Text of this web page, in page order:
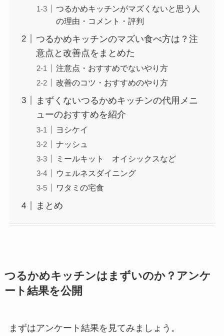
つるかめキッチンがマズくないと思う人
の理由・コメント・評判
つるかめキッチンのマズい食べ方は？注
意点と改善点をまとめた
注意点・おすすめでないやり方
改善のコツ・おすすめのやり方
まずくないつるかめキッチンの代用メニ
ューのおすすめを紹介
ヨシケイ
ナッシュ
ミールキット オイシックスなど
ウェルネスダイニング
ワタミの宅食
まとめ
つるかめキッチンはまずいのか？アンケ
ート結果を公開
まずはアンケート結果を見てみましょう。